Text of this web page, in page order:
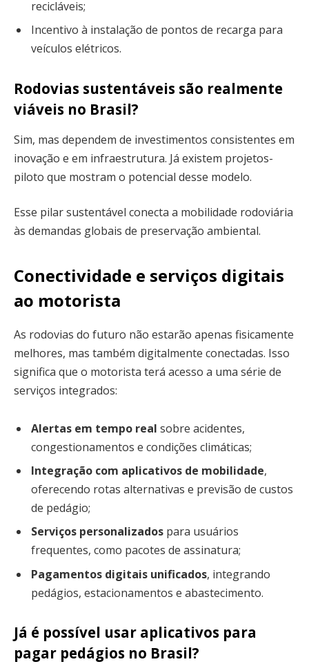
recicláveis;
Incentivo à instalação de pontos de recarga para
veículos elétricos.
Rodovias sustentáveis são realmente
viáveis no Brasil?
Sim, mas dependem de investimentos consistentes em
inovação e em infraestrutura. Já existem projetos-
piloto que mostram o potencial desse modelo.
Esse pilar sustentável conecta a mobilidade rodoviária
às demandas globais de preservação ambiental.
Conectividade e serviços digitais
ao motorista
As rodovias do futuro não estarão apenas fisicamente
melhores, mas também digitalmente conectadas. Isso
significa que o motorista terá acesso a uma série de
serviços integrados:
Alertas em tempo real sobre acidentes,
congestionamentos e condições climáticas;
Integração com aplicativos de mobilidade,
oferecendo rotas alternativas e previsão de custos
de pedágio;
Serviços personalizados para usuários
frequentes, como pacotes de assinatura;
Pagamentos digitais unificados, integrando
pedágios, estacionamentos e abastecimento.
Já é possível usar aplicativos para
pagar pedágios no Brasil?